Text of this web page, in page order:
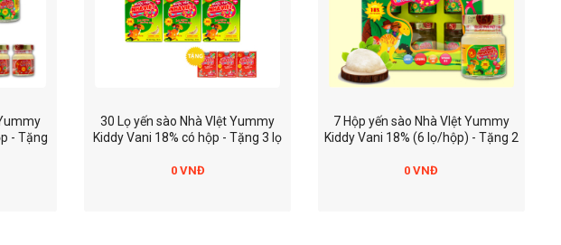
- Tặng
30 Lọ yến sào Nhà VIệt Yummy
Kiddy Vani 18% có hộp - Tặng 3 lọ
0 VNĐ
7 Hộp yến sào Nhà VIệt Yummy
Kiddy Vani 18% (6 lọ/hộp) - Tặng 2
lọ/hộp) + 5 lọ yến kid vani
0 VNĐ